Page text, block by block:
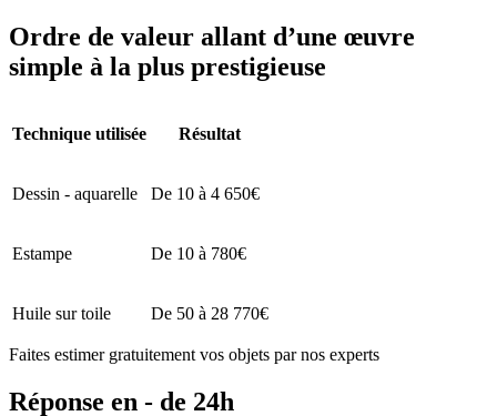
Ordre de valeur allant d’une œuvre
simple à la plus prestigieuse
Technique utilisée Résultat
Dessin - aquarelle De 10 à 4 650€
Estampe De 10 à 780€
Huile sur toile De 50 à 28 770€
Faites estimer gratuitement vos objets par nos experts
Réponse en - de 24h